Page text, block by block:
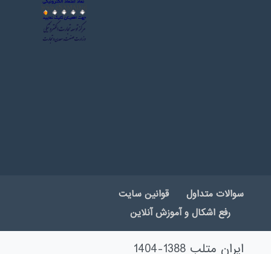
سوالات متداول
قوانین سایت
رفع اشکال و آموزش آنلاین
ایران متلب 1388-1404